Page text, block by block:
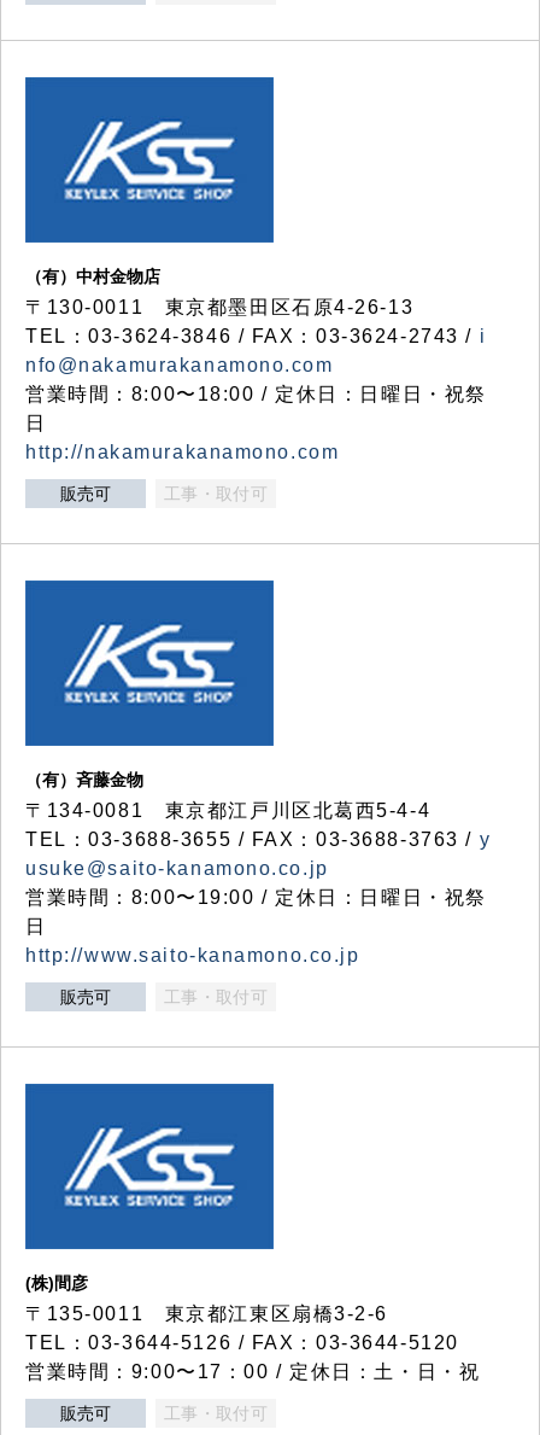
（有）中村金物店
〒130-0011 東京都墨田区石原4-26-13
TEL：03-3624-3846 / FAX：03-3624-2743 / i
nfo@nakamurakanamono.com
営業時間：8:00〜18:00 / 定休日：日曜日・祝祭
日
http://nakamurakanamono.com
販売可 工事・取付可
（有）斉藤金物
〒134-0081 東京都江戸川区北葛西5-4-4
TEL：03-3688-3655 / FAX：03-3688-3763 / y
usuke@saito-kanamono.co.jp
営業時間：8:00〜19:00 / 定休日：日曜日・祝祭
日
http://www.saito-kanamono.co.jp
販売可 工事・取付可
(株)間彦
〒135-0011 東京都江東区扇橋3-2-6
TEL：03-3644-5126 / FAX：03-3644-5120
営業時間：9:00〜17：00 / 定休日：土・日・祝
販売可 工事・取付可